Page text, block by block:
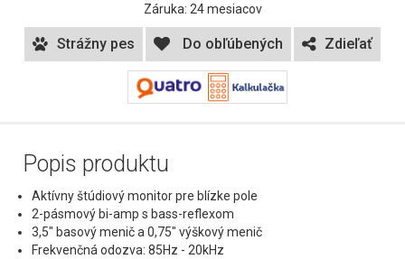
Záruka: 24 mesiacov
Strážny pes Do obľúbených Zdieľať
Popis produktu
Aktívny štúdiový monitor pre blízke pole
2-pásmový bi-amp s bass-reflexom
3,5" basový menič a 0,75" výškový menič
Frekvenčná odozva: 85Hz - 20kHz